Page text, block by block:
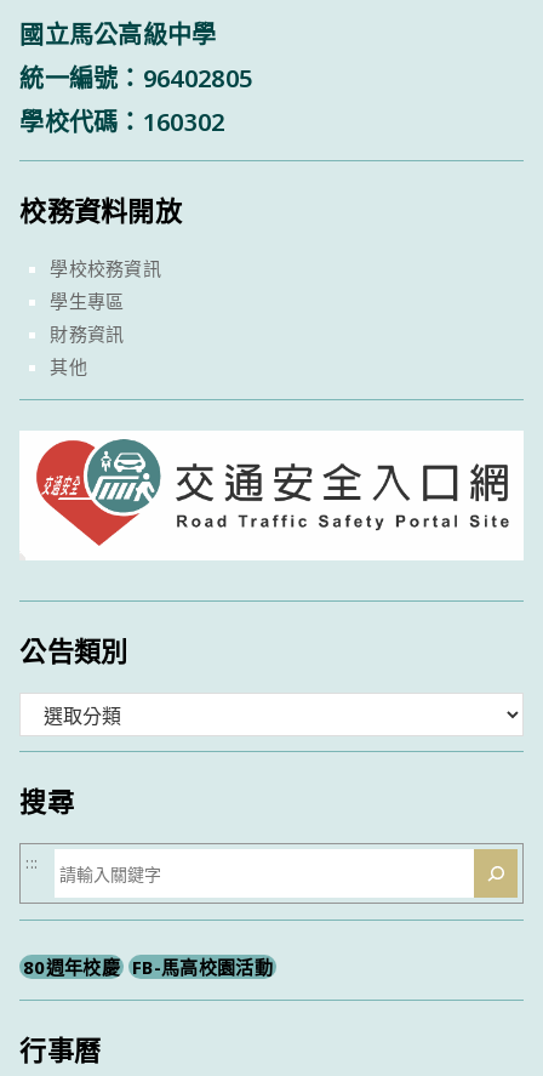
國立馬公高級中學
統一編號：96402805
學校代碼：160302
校務資料開放
學校校務資訊
學生專區
財務資訊
其他
公告類別
類
搜尋
搜
尋
:::
80週年校慶 FB-馬高校園活動
行事曆